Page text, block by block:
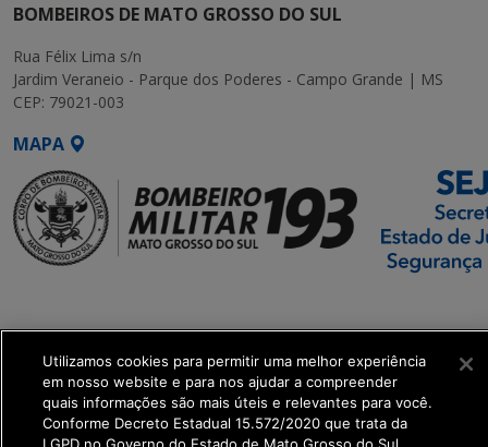
BOMBEIROS DE MATO GROSSO DO SUL
Rua Félix Lima s/n
Jardim Veraneio - Parque dos Poderes - Campo Grande | MS
CEP: 79021-003
MAPA
Executiva de
Transformação Digital
get_footer();
Utilizamos cookies para permitir uma melhor experiência
em nosso website e para nos ajudar a compreender
quais informações são mais úteis e relevantes para você.
Conforme Decreto Estadual 15.572/2020 que trata da